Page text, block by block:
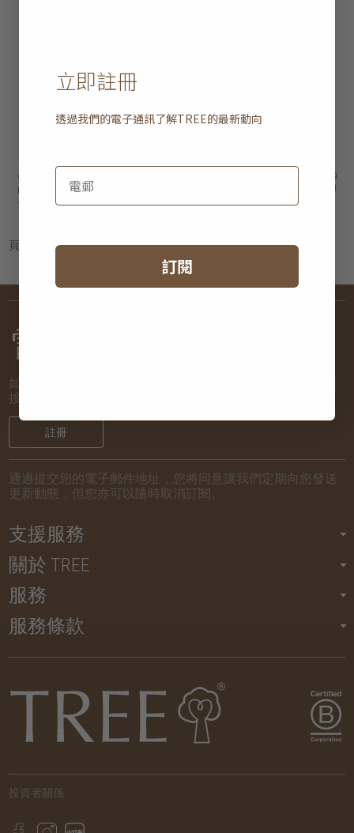
voyage second
nature valet 托盤 -
長形
長形
HK$950
HK$760
頁
電子通訊
如欲了解新到貨品和推廣活動的最新消息，讓我們將詳情直
接發送到您的電子郵箱！
註冊
通過提交您的電子郵件地址，您將同意讓我們定期向您發送
更新動態，但您亦可以隨時取消訂閱。
支援服務
關於 TREE
服務
服務條款
投資者關係
立即註冊
透過我們的電子通訊了解TREE的最新動向
訂閱